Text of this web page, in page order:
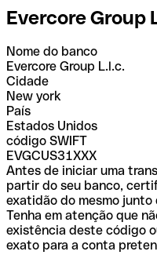
Evercore Group
Nome do banco
Evercore Group L.l.c.
Cidade
New york
País
Estados Unidos
código SWIFT
EVGCUS31XXX
Antes de iniciar uma
partir do seu banco,
exatidão do mesmo
Tenha em atenção que
existência deste código
exato para a conta